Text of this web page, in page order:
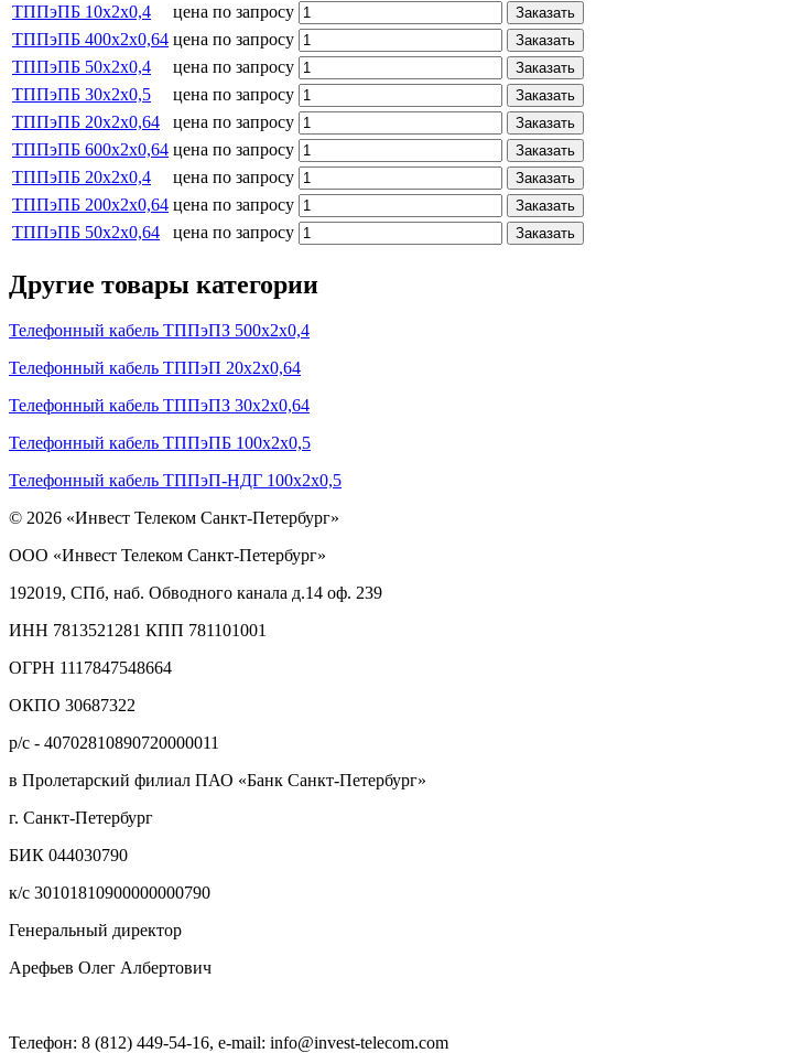
ТППэПБ 10х2х0,4 цена по запросу Заказать
ТППэПБ 400х2х0,64 цена по запросу Заказать
ТППэПБ 50х2х0,4 цена по запросу Заказать
ТППэПБ 30х2х0,5 цена по запросу Заказать
ТППэПБ 20х2х0,64 цена по запросу Заказать
ТППэПБ 600х2х0,64 цена по запросу Заказать
ТППэПБ 20х2х0,4 цена по запросу Заказать
ТППэПБ 200х2х0,64 цена по запросу Заказать
ТППэПБ 50х2х0,64 цена по запросу Заказать
Другие товары категории
Телефонный кабель ТППэПЗ 500х2х0,4
Телефонный кабель ТППэП 20х2х0,64
Телефонный кабель ТППэПЗ 30х2х0,64
Телефонный кабель ТППэПБ 100х2х0,5
Телефонный кабель ТППэП-НДГ 100х2х0,5
© 2026 «Инвест Телеком Санкт-Петербург»
ООО «Инвест Телеком Санкт-Петербург»
192019, СПб, наб. Обводного канала д.14 оф. 239
ИНН 7813521281 КПП 781101001
ОГРН 1117847548664
ОКПО 30687322
р/с - 40702810890720000011
в Пролетарский филиал ПАО «Банк Санкт-Петербург»
г. Санкт-Петербург
БИК 044030790
к/с 30101810900000000790
Генеральный директор
Арефьев Олег Албертович
Телефон: 8 (812) 449-54-16, e-mail: info@invest-telecom.com